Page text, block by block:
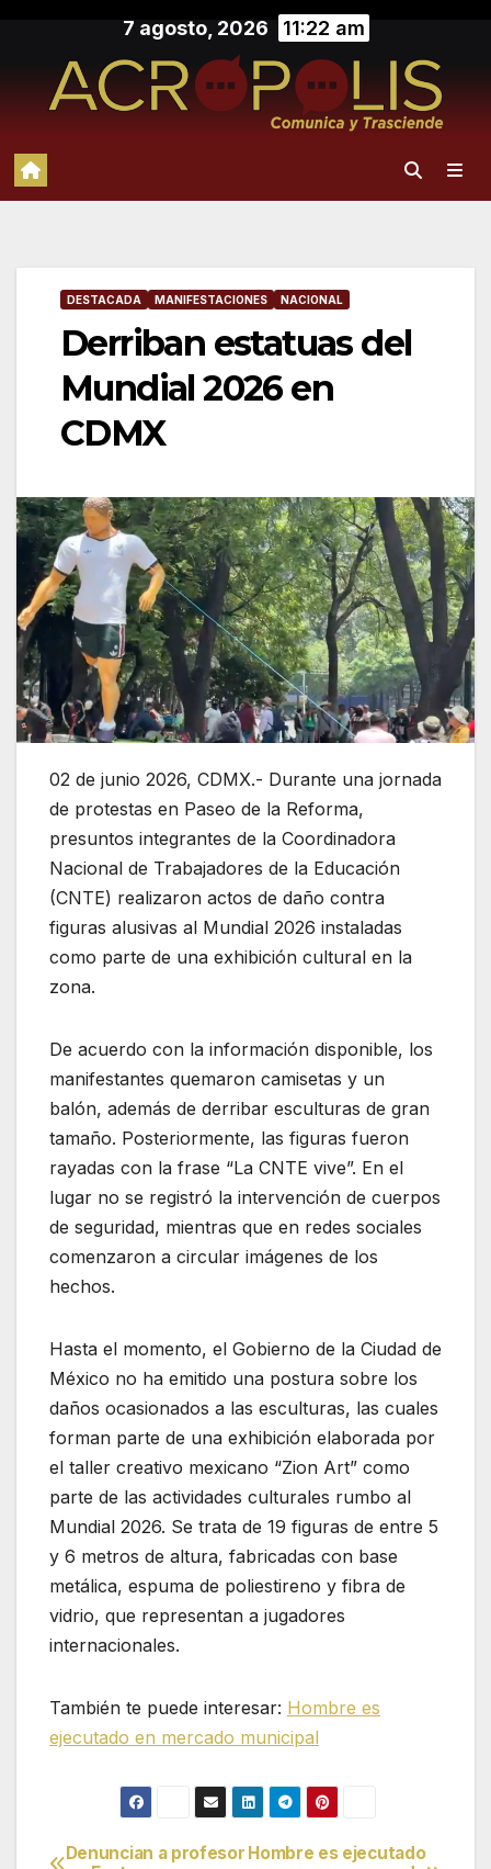
contenido
7 agosto, 2026 11:22 am
DESTACADA MANIFESTACIONES NACIONAL
Derriban estatuas del
Mundial 2026 en
CDMX
02 de junio 2026, CDMX.- Durante una jornada
de protestas en Paseo de la Reforma,
presuntos integrantes de la Coordinadora
Nacional de Trabajadores de la Educación
(CNTE) realizaron actos de daño contra
figuras alusivas al Mundial 2026 instaladas
como parte de una exhibición cultural en la
zona.
De acuerdo con la información disponible, los
manifestantes quemaron camisetas y un
balón, además de derribar esculturas de gran
tamaño. Posteriormente, las figuras fueron
rayadas con la frase “La CNTE vive”. En el
lugar no se registró la intervención de cuerpos
de seguridad, mientras que en redes sociales
comenzaron a circular imágenes de los
hechos.
Hasta el momento, el Gobierno de la Ciudad de
México no ha emitido una postura sobre los
daños ocasionados a las esculturas, las cuales
forman parte de una exhibición elaborada por
el taller creativo mexicano “Zion Art” como
parte de las actividades culturales rumbo al
Mundial 2026. Se trata de 19 figuras de entre 5
y 6 metros de altura, fabricadas con base
metálica, espuma de poliestireno y fibra de
vidrio, que representan a jugadores
internacionales.
También te puede interesar: Hombre es
ejecutado en mercado municipal
Hombre es ejecutado
Denuncian a profesor